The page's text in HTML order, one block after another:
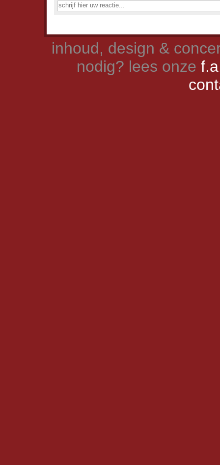
inhoud, design &
nodig? lees onze